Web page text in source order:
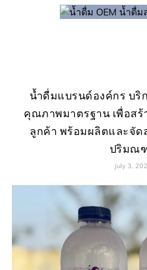
น้ำดื่มแบรนด์องค์กร บริ
คุณภาพมาตรฐาน เพื่อสร้
ลูกค้า พร้อมผลิตและจัด
ปริมณ
July 3,